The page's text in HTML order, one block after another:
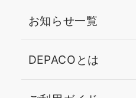
お知らせ一覧
DEPACOとは